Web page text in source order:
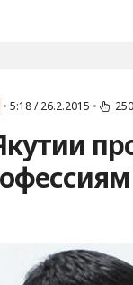
• 5:18 / 26.2.2015 •